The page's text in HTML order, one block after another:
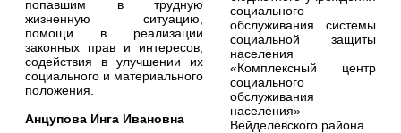
попавшим в трудную
жизненную ситуацию,
помощи в реализации
законных прав и интересов,
содействия в улучшении их
социального и материального
положения.
Анцупова Инга Ивановна
социального
обслуживания системы
социальной защиты
населения
«Комплексный центр
социального
обслуживания
населения»
Вейделевского района